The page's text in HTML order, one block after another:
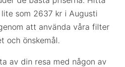
som 2637 kr i Augusti
att använda våra filter
och önskemål.
av din resa med någon av